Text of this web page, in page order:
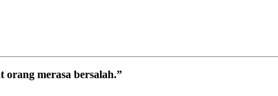
merasa bersalah.”